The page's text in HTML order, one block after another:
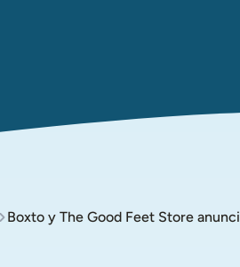
Boxto y The Good Feet Store